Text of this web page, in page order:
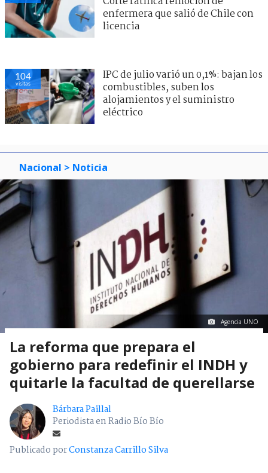
enfermera que salió de Chile con
licencia
104
visitas
IPC de julio varió un 0,1%: bajan los
combustibles, suben los
alojamientos y el suministro
eléctrico
Nacional > Noticia
Agencia UNO
La reforma que prepara el
gobierno para redefinir el INDH y
quitarle la facultad de querellarse
Bárbara Paillal
Periodista en Radio Bío Bío
Publicado porConstanza Carrillo Silva